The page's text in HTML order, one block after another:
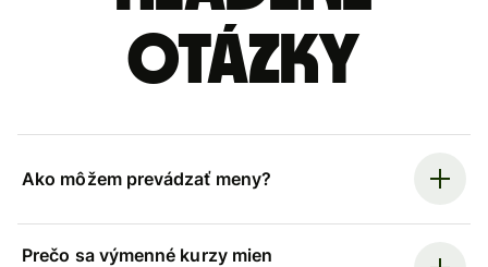
otázky
Ako môžem prevádzať meny?
Prečo sa výmenné kurzy mien